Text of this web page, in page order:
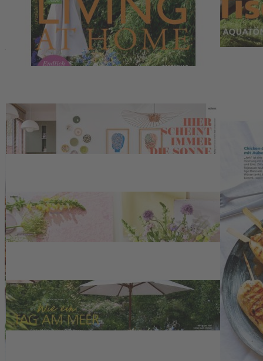
Living at Home 06/2025
Living at Home
inkl. MwSt.
Sofort lieferbar
Sommerfrische auf dem Tisch: Köstliche Grill-Rezepte, Deko in
Aquatönen & DIY-Ideen
Beschreibung
Möbel und Schirme für Sie zusammengestellt. Außerdem: Endlich
Design-, Kultur- und Shoppingtipps rund um Marseille inspirieren.
Kontakt
Deutsche Medien-Manufaktur GmbH & Co. KG
Telefon: +49 (0) 2501 801-6161
Montag–Freitag 8:00–20:00 Uhr
Samstag 8:00–13:00 Uhr